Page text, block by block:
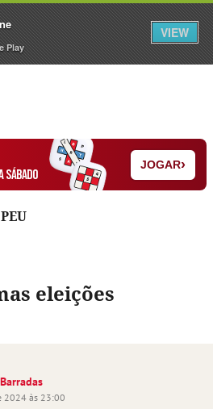
Assine Iniciar Sessão
SÁBADO
JOGAR›
eleições
2024 às 23:00
Play
VIEW